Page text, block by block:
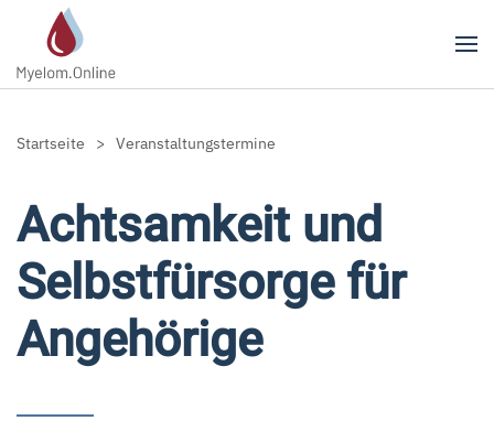
Zum Hauptinhalt springen
Startseite Veranstaltungstermine
Achtsamkeit und
Selbstfürsorge für
Angehörige